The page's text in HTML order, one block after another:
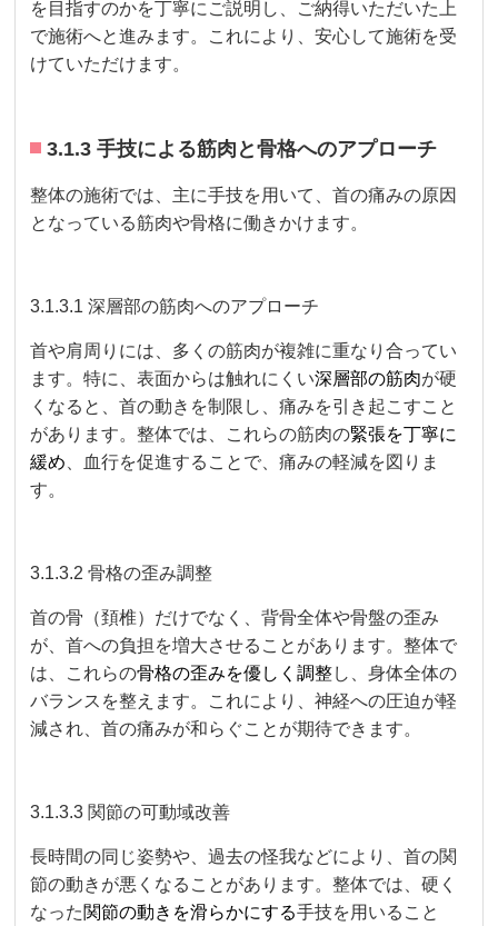
を目指すのかを丁寧にご説明し、ご納得いただいた上
で施術へと進みます。これにより、安心して施術を受
けていただけます。
3.1.3 手技による筋肉と骨格へのアプローチ
整体の施術では、主に手技を用いて、首の痛みの原因
となっている筋肉や骨格に働きかけます。
3.1.3.1 深層部の筋肉へのアプローチ
首や肩周りには、多くの筋肉が複雑に重なり合ってい
ます。特に、表面からは触れにくい深層部の筋肉が硬
くなると、首の動きを制限し、痛みを引き起こすこと
があります。整体では、これらの筋肉の緊張を丁寧に
緩め 、血行を促進することで、痛みの軽減を図りま
す。
3.1.3.2 骨格の歪み調整
首の骨（頚椎）だけでなく、背骨全体や骨盤の歪み
が、首への負担を増大させることがあります。整体で
は、これらの骨格の歪みを優しく調整し、身体全体の
バランスを整えます。これにより、神経への圧迫が軽
減され、首の痛みが和らぐことが期待できます。
3.1.3.3 関節の可動域改善
長時間の同じ姿勢や、過去の怪我などにより、首の関
節の動きが悪くなることがあります。整体では、硬く
なった関節の動きを滑らかにする手技を用いること